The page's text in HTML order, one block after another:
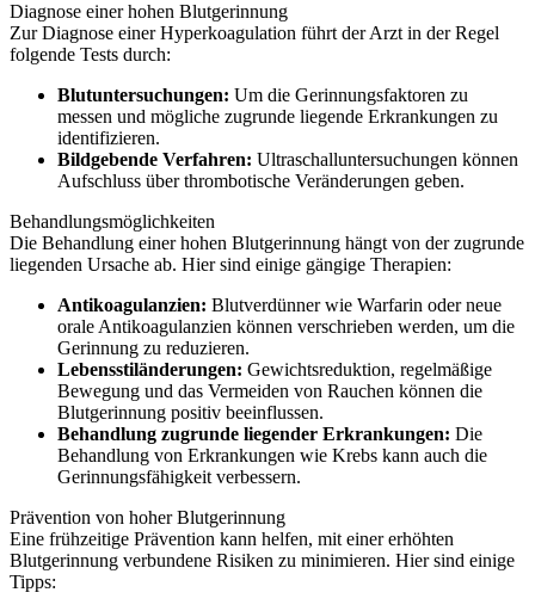
Diagnose einer hohen Blutgerinnung
Zur Diagnose einer Hyperkoagulation führt der Arzt in der Regel
folgende Tests durch:
Blutuntersuchungen: Um die Gerinnungsfaktoren zu
messen und mögliche zugrunde liegende Erkrankungen zu
identifizieren.
Bildgebende Verfahren: Ultraschalluntersuchungen können
Aufschluss über thrombotische Veränderungen geben.
Behandlungsmöglichkeiten
Die Behandlung einer hohen Blutgerinnung hängt von der zugrunde
liegenden Ursache ab. Hier sind einige gängige Therapien:
Antikoagulanzien: Blutverdünner wie Warfarin oder neue
orale Antikoagulanzien können verschrieben werden, um die
Gerinnung zu reduzieren.
Lebensstiländerungen: Gewichtsreduktion, regelmäßige
Bewegung und das Vermeiden von Rauchen können die
Blutgerinnung positiv beeinflussen.
Behandlung zugrunde liegender Erkrankungen: Die
Behandlung von Erkrankungen wie Krebs kann auch die
Gerinnungsfähigkeit verbessern.
Prävention von hoher Blutgerinnung
Eine frühzeitige Prävention kann helfen, mit einer erhöhten
Blutgerinnung verbundene Risiken zu minimieren. Hier sind einige
Tipps: